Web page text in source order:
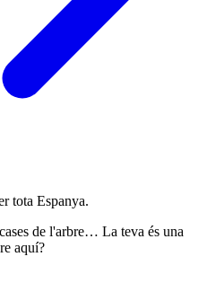
tota Espanya.
de l'arbre… La teva és una
aquí?